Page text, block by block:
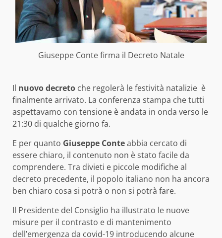
Giuseppe Conte firma il Decreto Natale
Il nuovo decreto che regolerà le festività natalizie è
finalmente arrivato. La conferenza stampa che tutti
aspettavamo con tensione è andata in onda verso le
21:30 di qualche giorno fa.
E per quanto Giuseppe Conteabbia cercato di
essere chiaro, il contenuto non è stato facile da
comprendere. Tra divieti e piccole modifiche al
decreto precedente, il popolo italiano non ha ancora
ben chiaro cosa si potrà o non si potrà fare.
Il Presidente del Consiglio ha illustrato le nuove
misure per il contrasto e di mantenimento
dell’emergenza da covid-19 introducendo alcune